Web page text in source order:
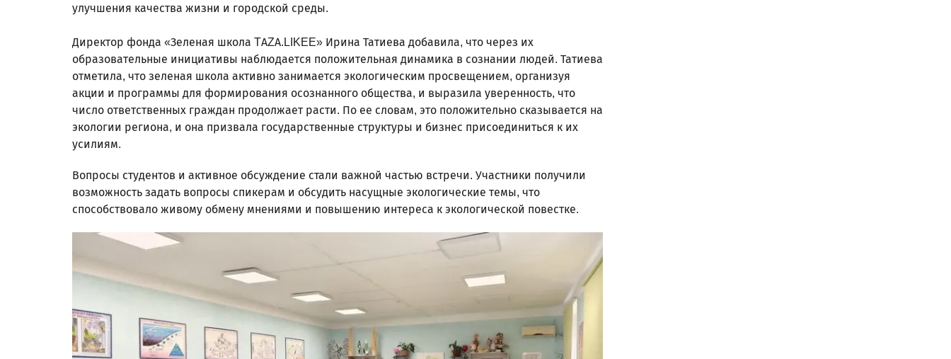
улучшения качества жизни и городской среды.
Директор фонда «Зеленая школа TAZA.LIKEE» Ирина Татиева добавила, что через их
образовательные инициативы наблюдается положительная динамика в сознании людей. Татиева
отметила, что зеленая школа активно занимается экологическим просвещением, организуя
акции и программы для формирования осознанного общества, и выразила уверенность, что
число ответственных граждан продолжает расти. По ее словам, это положительно сказывается на
экологии региона, и она призвала государственные структуры и бизнес присоединиться к их
усилиям.
Вопросы студентов и активное обсуждение стали важной частью встречи. Участники получили
возможность задать вопросы спикерам и обсудить насущные экологические темы, что
способствовало живому обмену мнениями и повышению интереса к экологической повестке.